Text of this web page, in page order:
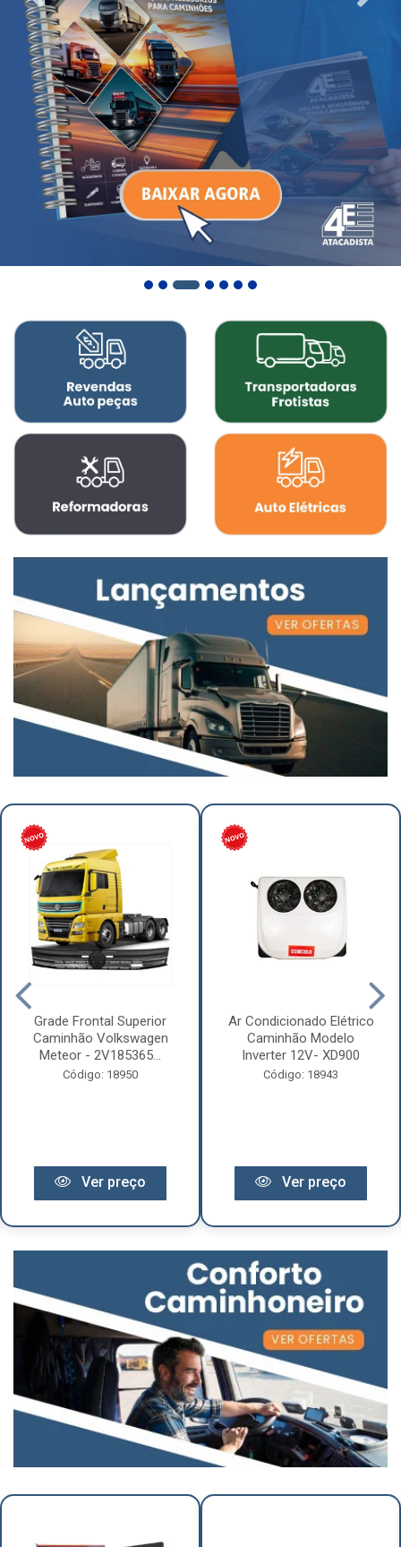
Grade Frontal Superior
Caminhão Volkswagen
Meteor - 2V185365...
Código: 18950
Ver preço
Ar Condicionado Elétrico
Caminhão Modelo
Inverter 12V- XD900
Código: 18943
Ver preço